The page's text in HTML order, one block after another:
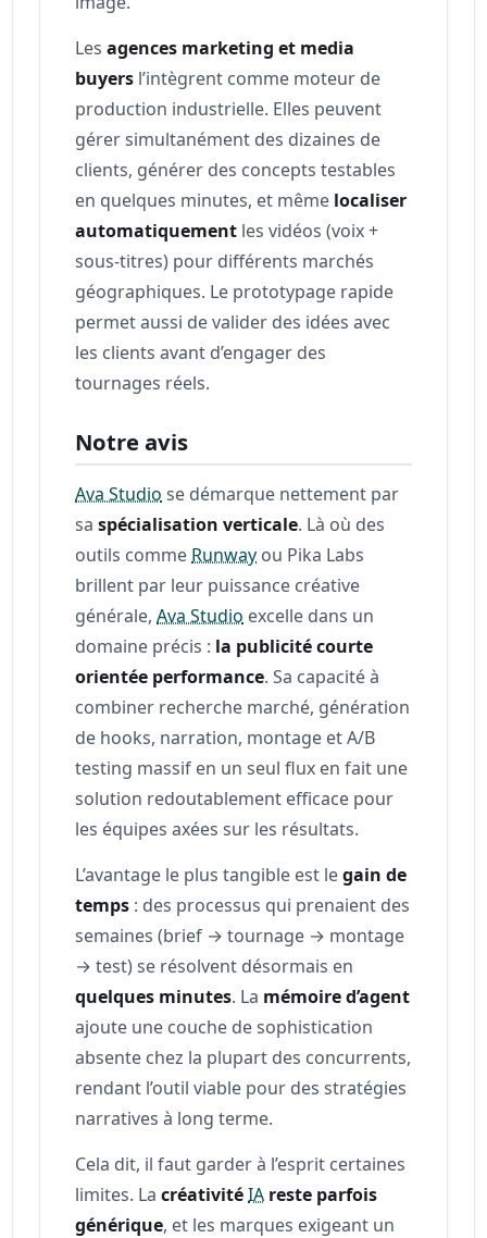
Lesagences marketing et media
buyers l’intègrent comme moteur de
production industrielle. Elles peuvent
gérer simultanément des dizaines de
clients, générer des concepts testables
en quelques minutes, et même localiser
automatiquement les vidéos (voix +
sous-titres) pour différents marchés
géographiques. Le prototypage rapide
permet aussi de valider des idées avec
les clients avant d’engager des
tournages réels.
Notre avis
Ava Studio se démarque nettement par
saspécialisation verticale. Là où des
outils comme Runway ou Pika Labs
brillent par leur puissance créative
générale,Ava Studio excelle dans un
domaine précis : la publicité courte
orientée performance. Sa capacité à
combiner recherche marché, génération
de hooks, narration, montage et A/B
testing massif en un seul flux en fait une
solution redoutablement efficace pour
les équipes axées sur les résultats.
L’avantage le plus tangible est legain de
temps : des processus qui prenaient des
semaines (brief → tournage → montage
→ test) se résolvent désormais en
quelques minutes. La mémoire d’agent
ajoute une couche de sophistication
absente chez la plupart des concurrents,
rendant l’outil viable pour des stratégies
narratives à long terme.
Cela dit, il faut garder à l’esprit certaines
limites. LacréativitéIA reste parfois
générique, et les marques exigeant un